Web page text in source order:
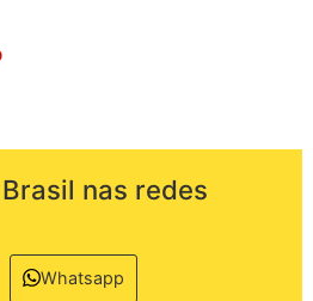
nas redes
Whatsapp